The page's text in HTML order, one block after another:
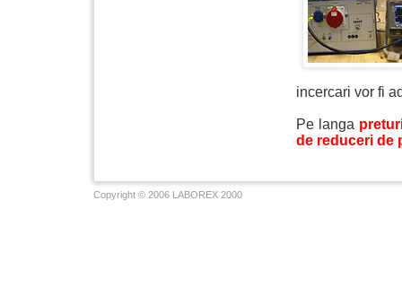
incercari vor fi
Pe langa
de reduceri de
Copyright © 2006 LABOREX 2000